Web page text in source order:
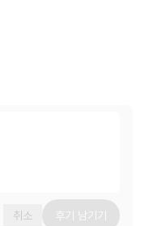
취소 후기 남기기